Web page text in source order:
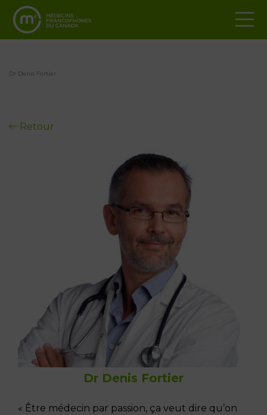
Dr Denis Fortier
Retour
Dr Denis Fortier
« Être médecin par passion, ça veut dire qu’on